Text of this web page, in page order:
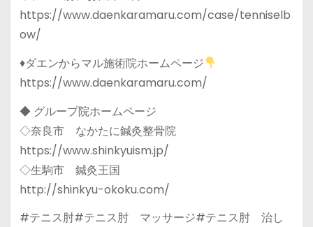
https://www.daenkaramaru.com/case/tenniselb
ow/
♦ダエンからマル施術院ホームページ
https://www.daenkaramaru.com/
◆ グループ院ホームページ
◇奈良市 なかたに鍼灸整骨院
https://www.shinkyuism.jp/
◇生駒市 鍼灸王国
http://shinkyu-okoku.com/
#テニス肘#テニス肘 マッサージ#テニス肘 治し